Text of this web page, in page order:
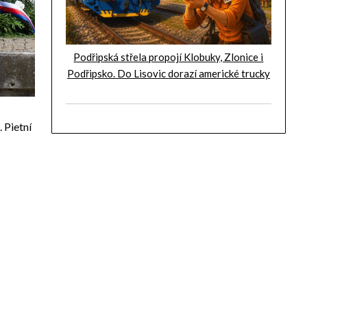
Pietní
Podřipská střela propojí Klobuky, Zlonice i
Podřipsko. Do Lisovic dorazí americké trucky